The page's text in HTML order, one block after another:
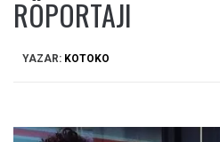
RÖPORTAJI
YAZAR: KOTOKO